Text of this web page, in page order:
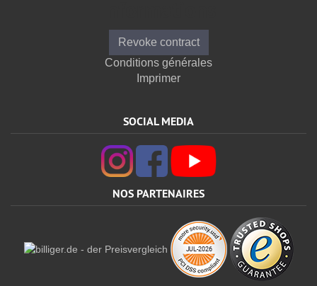
Revoke contract
Conditions générales
Imprimer
SOCIAL MEDIA
NOS PARTENAIRES